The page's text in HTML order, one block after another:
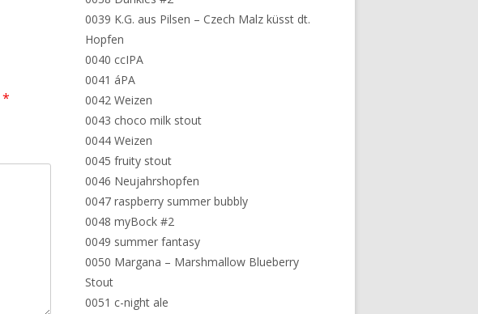
*
0039 K.G. aus Pilsen – Czech Malz küsst dt.
Hopfen
0040 ccIPA
0041 áPA
0042 Weizen
0043 choco milk stout
0044 Weizen
0045 fruity stout
0046 Neujahrshopfen
0047 raspberry summer bubbly
0048 myBock #2
0049 summer fantasy
0050 Margana – Marshmallow Blueberry
Stout
0051 c-night ale